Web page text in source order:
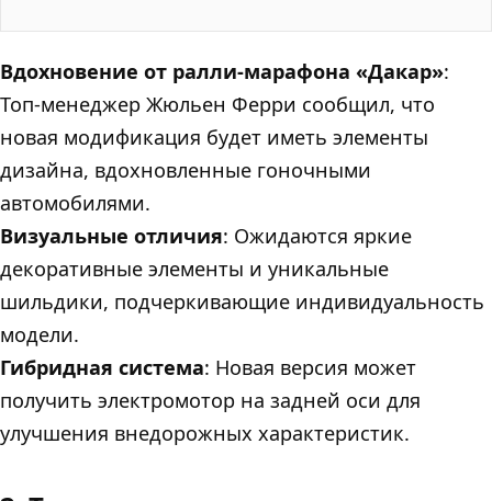
Вдохновение от ралли-марафона «Дакар»:
Топ-менеджер Жюльен Ферри сообщил, что
новая модификация будет иметь элементы
дизайна, вдохновленные гоночными
автомобилями.
Визуальные отличия: Ожидаются яркие
декоративные элементы и уникальные
шильдики, подчеркивающие индивидуальность
модели.
Гибридная система: Новая версия может
получить электромотор на задней оси для
улучшения внедорожных характеристик.